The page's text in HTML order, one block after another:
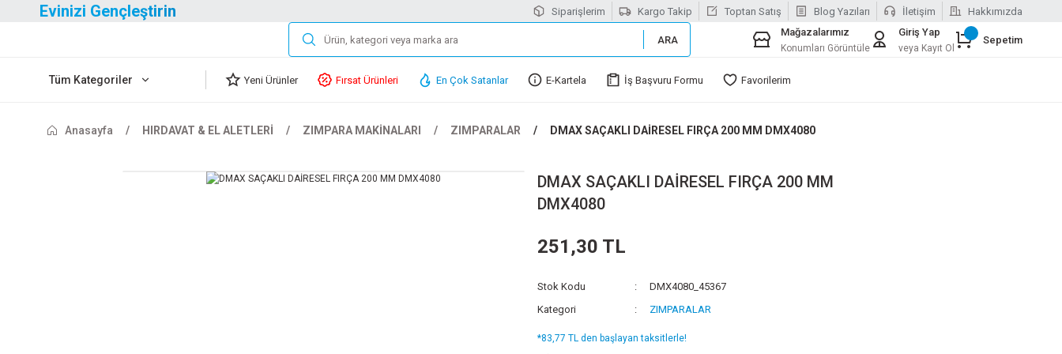
Evinizi Gençleştirin Siparişlerim Kargo Takip Toptan Satış Blog Yazıları İletişim Hakkımızda
ARA
Mağazalarımız
Konumları Görüntüle
Giriş Yap
veya Kayıt Ol
Sepetim
Tüm Kategoriler Yeni Ürünler Fırsat Ürünleri En Çok Satanlar E-Kartela İş Başvuru Formu Favorilerim
Anasayfa HIRDAVAT & EL ALETLERİ ZIMPARA MAKİNALARI ZIMPARALAR DMAX SAÇAKLI DAİRESEL FIRÇA 200 MM DMX4080
DMAX SAÇAKLI DAİRESEL FIRÇA 200 MM
DMX4080
251,30 TL
Stok Kodu
DMX4080_45367
Kategori
ZIMPARALAR
*83,77 TL den başlayan taksitlerle!